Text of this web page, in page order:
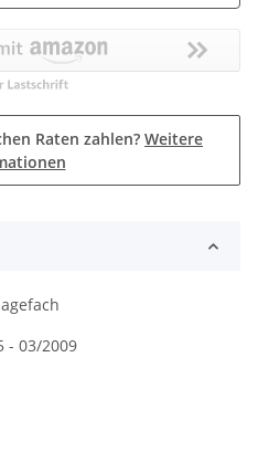
Raten zahlen? Weitere
- 03/2009